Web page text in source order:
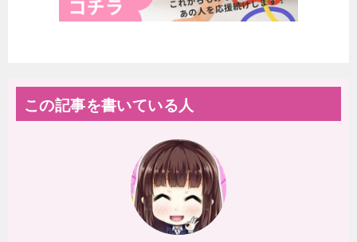
この記事を書いている人